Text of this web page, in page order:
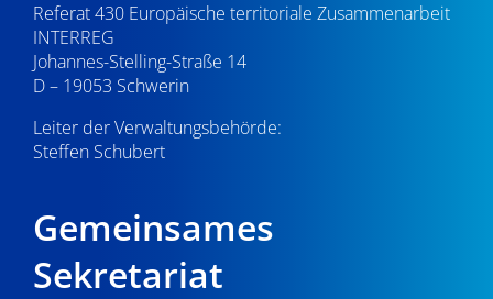
Referat 430 Europäische territoriale Zusammenarbeit
INTERREG
Johannes-Stelling-Straße 14
D – 19053 Schwerin
Leiter der Verwaltungsbehörde:
Steffen Schubert
Gemeinsames
Sekretariat